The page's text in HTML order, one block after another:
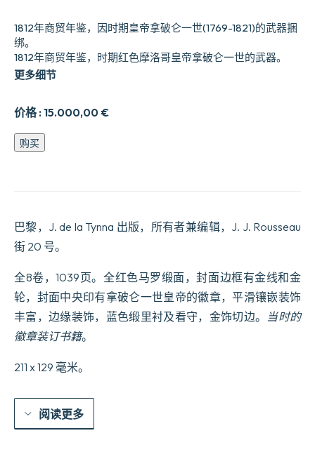
价格 : 15.000,00 €
1812年商贸年鉴，因时期皇帝拿破仑一世(1769-1821)的武器捆
绑。
1812年商贸年鉴，时期红色摩洛哥皇帝拿破仑一世的武器。
更多细节
par
J.
Société
d’Encouragement
pour
nationale.
Année
1812.
XVe
année.
Prix
10
fr.,
franc
购买
巴黎，J. de la Tynna 出版，所有者兼编辑，J. J. Rousseau
街 20 号。
全8卷，1039页。全红色马罗缎面，封面边框有金线和金
轮，封面中央印有拿破仑一世皇帝的徽章，平滑镶嵌装饰
丰富，边缘装饰，蓝色缎里衬及看守，金饰切边。
当时的
徽章装订书籍。
211 x 129 毫米。
阅读更多